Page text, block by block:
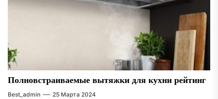
Полновстраиваемые вытяжки для кухни рейтинг
Best_admin
25 Марта 2024